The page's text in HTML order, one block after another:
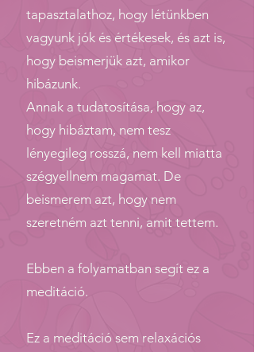
tapasztalathoz, hogy létünkben
vagyunk jók és értékesek, és azt is,
hogy beismerjük azt, amikor
hibázunk.
Annak a tudatosítása, hogy az,
hogy hibáztam, nem tesz
lényegileg rosszá, nem kell miatta
szégyellnem magamat. De
beismerem azt, hogy nem
szeretném azt tenni, amit tettem.
Ebben a folyamatban segít ez a
meditáció.
Ez a meditáció sem relaxációs